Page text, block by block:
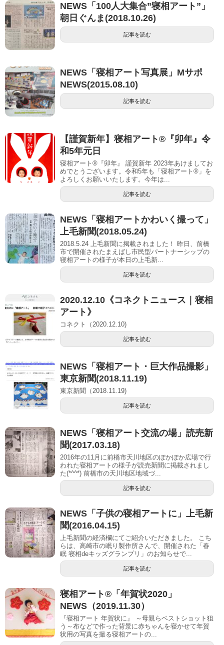
NEWS「100人大集合”寝相アート”」
朝日ぐんま(2018.10.26)
記事を読む
NEWS「寝相アート写真展」Mサポ
NEWS(2015.08.10)
記事を読む
【謹賀新年】寝相アート®︎『卯年』令
和5年元日
寝相アート®『卯年』 謹賀新年 2023年あけましてお
めでとうございます。令和5年も「寝相アート®︎」を
よろしくお願いいたします。今年は...
記事を読む
NEWS「寝相アートかわいく撮って」
上毛新聞(2018.05.24)
2018.5.24 上毛新聞に掲載されました！ 昨日、前橋
市で開催されたまえばし市民型パートナーシップの
寝相アートの様子が本日の上毛新...
記事を読む
2020.12.10《コネクトニュース｜寝相
アート》
コネクト（2020.12.10)
記事を読む
NEWS「寝相アート・巨大作品撮影」
東京新聞(2018.11.19)
東京新聞（2018.11.19)
記事を読む
NEWS「寝相アート交流の場」読売新
聞(2017.03.18)
2016年の11月に前橋市天川地区のぽかぽか広場で行
われた寝相アートの様子が読売新聞に掲載されまし
た(*^^*) 前橋市の天川地区地域づ...
記事を読む
NEWS「子供の寝相アートに」上毛新
聞(2016.04.15)
上毛新聞の経済欄にてご紹介いただきました。 こち
らは、高崎市の眠り製作所さんで、開催された「春
眠 寝相deキッズグランプリ」のお知らせで...
記事を読む
寝相アート®︎「年賀状2020」
NEWS（2019.11.30）
『寝相アート 年賀状に』 ～母親らベストショット狙
う～布などで作った背景に赤ちゃんを寝かせて年賀
状用の写真を撮る寝相アートの...